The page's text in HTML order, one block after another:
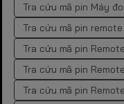
Tra cứu mã pin Máy
Tra cứu mã pin
Tra cứu mã pin
Tra cứu mã pin
Tra cứu mã pin